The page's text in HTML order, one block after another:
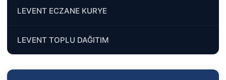
LEVENT ECZANE KURYE
LEVENT TOPLU DAĞITIM